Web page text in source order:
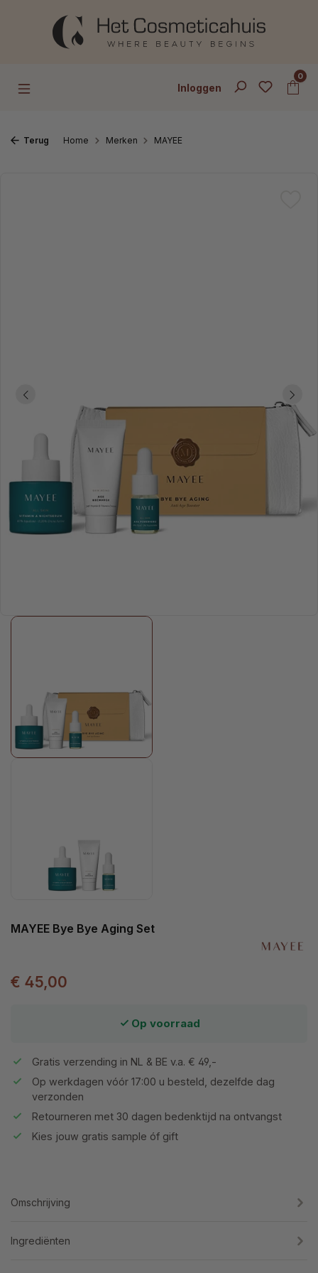
Ga naar de hoofdinhoud
Inloggen
0
Terug Home Merken MAYEE
MAYEE Bye Bye Aging Set
€ 45,00
Op voorraad
Gratis verzending in NL & BE v.a. € 49,-
Op werkdagen vóór 17:00 u besteld, dezelfde dag
verzonden
Retourneren met 30 dagen bedenktijd na ontvangst
Kies jouw gratis sample óf gift
Omschrijving
Ingrediënten